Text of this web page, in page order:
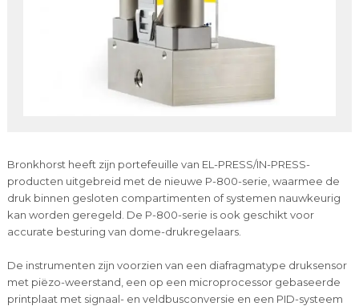
Bronkhorst heeft zijn portefeuille van EL-PRESS/IN-PRESS-
producten uitgebreid met de nieuwe P-800-serie, waarmee de
druk binnen gesloten compartimenten of systemen nauwkeurig
kan worden geregeld. De P-800-serie is ook geschikt voor
accurate besturing van dome-drukregelaars.
De instrumenten zijn voorzien van een diafragmatype druksensor
met piëzo-weerstand, een op een microprocessor gebaseerde
printplaat met signaal- en veldbusconversie en een PID-systeem